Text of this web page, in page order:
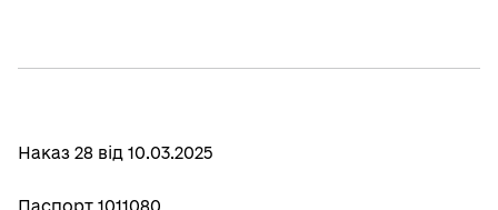
Наказ 28 від 10.03.2025
Паспорт 1011080